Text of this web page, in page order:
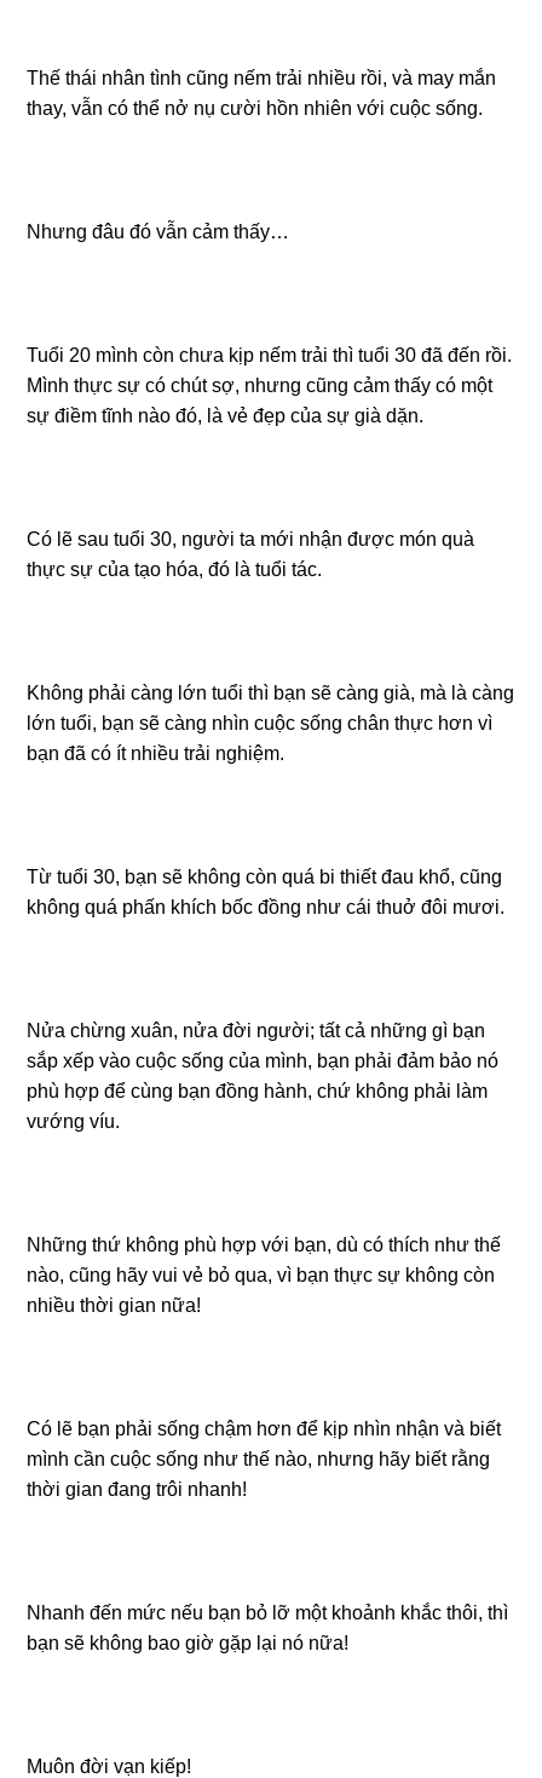
Thế thái nhân tình cũng nếm trải nhiều rồi, và may mắn
thay, vẫn có thể nở nụ cười hồn nhiên với cuộc sống.
Nhưng đâu đó vẫn cảm thấy…
Tuổi 20 mình còn chưa kịp nếm trải thì tuổi 30 đã đến rồi.
Mình thực sự có chút sợ, nhưng cũng cảm thấy có một
sự điềm tĩnh nào đó, là vẻ đẹp của sự già dặn.
Có lẽ sau tuổi 30, người ta mới nhận được món quà
thực sự của tạo hóa, đó là tuổi tác.
Không phải càng lớn tuổi thì bạn sẽ càng già, mà là càng
lớn tuổi, bạn sẽ càng nhìn cuộc sống chân thực hơn vì
bạn đã có ít nhiều trải nghiệm.
Từ tuổi 30, bạn sẽ không còn quá bi thiết đau khổ, cũng
không quá phấn khích bốc đồng như cái thuở đôi mươi.
Nửa chừng xuân, nửa đời người; tất cả những gì bạn
sắp xếp vào cuộc sống của mình, bạn phải đảm bảo nó
phù hợp để cùng bạn đồng hành, chứ không phải làm
vướng víu.
Những thứ không phù hợp với bạn, dù có thích như thế
nào, cũng hãy vui vẻ bỏ qua, vì bạn thực sự không còn
nhiều thời gian nữa!
Có lẽ bạn phải sống chậm hơn để kịp nhìn nhận và biết
mình cần cuộc sống như thế nào, nhưng hãy biết rằng
thời gian đang trôi nhanh!
Nhanh đến mức nếu bạn bỏ lỡ một khoảnh khắc thôi, thì
bạn sẽ không bao giờ gặp lại nó nữa!
Muôn đời vạn kiếp!